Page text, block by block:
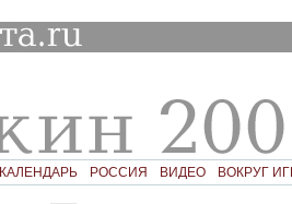
КАЛЕНДАРЬ РОССИЯ ВИДЕО ВОКРУГ